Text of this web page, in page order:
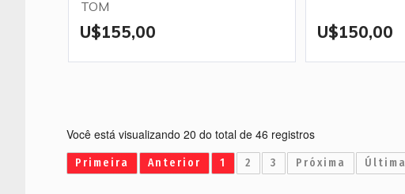
TOM
U$155,00 U$150,00
Você está visualizando 20 do total de 46 registros
Primeira Anterior 1 2 3 Próxima Última